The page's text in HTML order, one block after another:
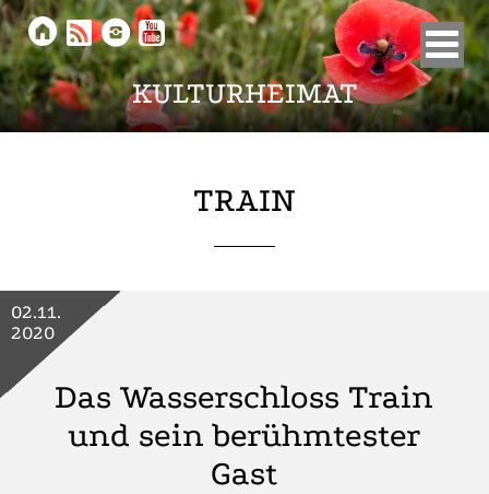
KULTURHEIMAT
    
TRAIN
Das Wasserschloss Train
und sein berühmtester
Gast
02.11.
2020